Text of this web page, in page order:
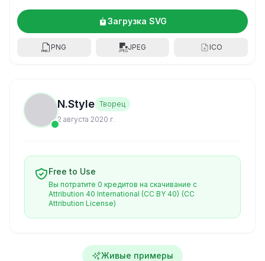
Загрузка SVG
PNG JPEG ICO
N.Style Творец
2 августа 2020 г.
Free to Use
Вы потратите 0 кредитов на скачивание с
Attribution 40 International (CC BY 40) (CC
Attribution License)
Живые примеры